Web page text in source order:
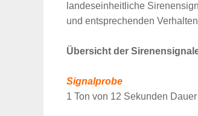
landeseinheitliche
und entsprechenden
Übersicht der
Signalprobe
1 Ton von 12 Sekunden